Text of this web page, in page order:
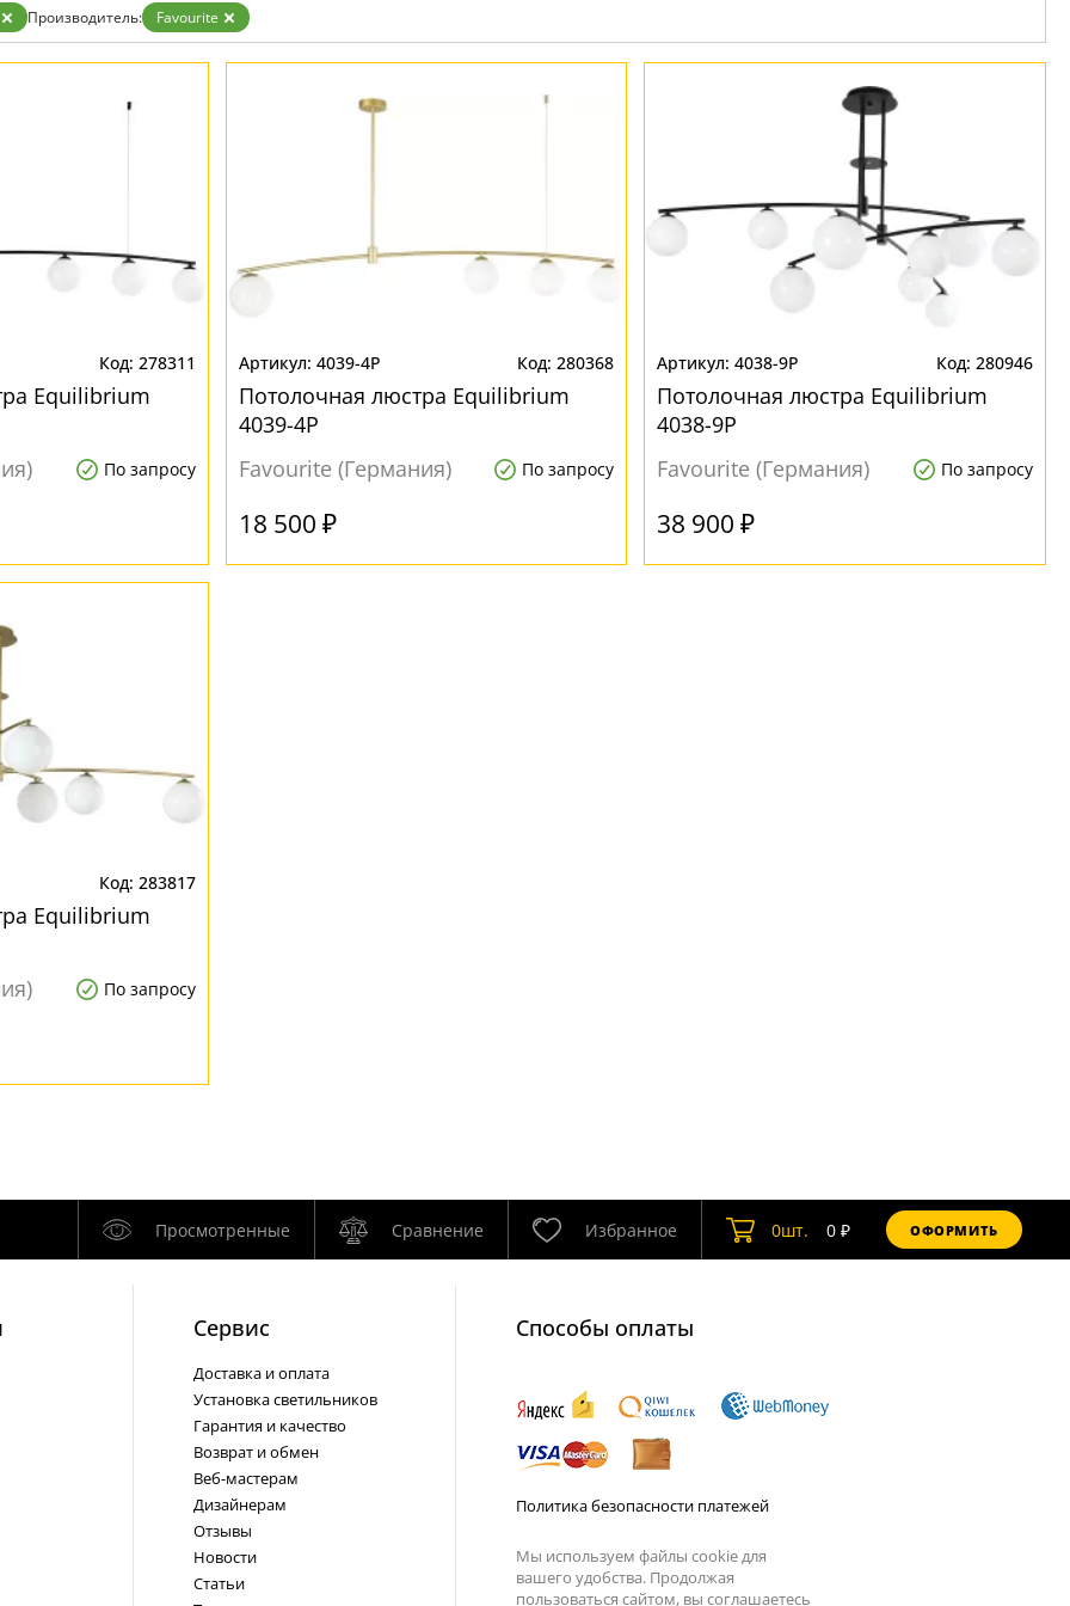
Бронза
Золото
Прозрачные
Производитель: Favourite
278311
Equilibrium
По запросу
4039-4P 280368
Потолочная люстра Equilibrium
4039-4P
Favourite (Германия)
По запросу
18 500 ₽
4038-9P 280946
Потолочная люстра Equilibrium
4038-9P
Favourite (Германия)
По запросу
38 900 ₽
283817
Equilibrium
По запросу
Просмотренные Сравнение Избранное 0шт. 0₽ ОФОРМИТЬ
Cервис
Доставка и оплата
Установка светильников
Гарантия и качество
Возврат и обмен
Веб-мастерам
Дизайнерам
Отзывы
Новости
Статьи
Способы оплаты
Политика безопасности платежей
Мы используем файлы cookie для
вашего удобства. Продолжая
пользоваться сайтом, вы соглашаетесь